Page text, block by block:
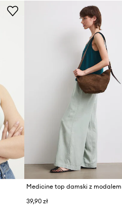
Medicine top damski z modalem
39,90 zł